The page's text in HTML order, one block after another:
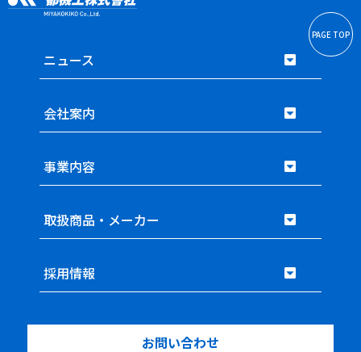
PAGE TOP
ニュース
会社案内
事業内容
取扱商品・メーカー
採用情報
お問い合わせ